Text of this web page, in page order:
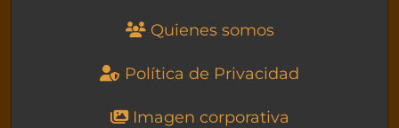
Quienes somos
Política de Privacidad
Imagen corporativa